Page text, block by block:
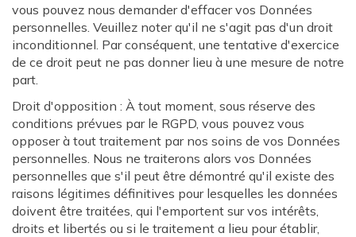
vous pouvez nous demander d'effacer vos Données
personnelles. Veuillez noter qu'il ne s'agit pas d'un droit
inconditionnel. Par conséquent, une tentative d'exercice
de ce droit peut ne pas donner lieu à une mesure de notre
part.
Droit d'opposition : À tout moment, sous réserve des
conditions prévues par le RGPD, vous pouvez vous
opposer à tout traitement par nos soins de vos Données
personnelles. Nous ne traiterons alors vos Données
personnelles que s'il peut être démontré qu'il existe des
raisons légitimes définitives pour lesquelles les données
doivent être traitées, qui l'emportent sur vos intérêts,
droits et libertés ou si le traitement a lieu pour établir,